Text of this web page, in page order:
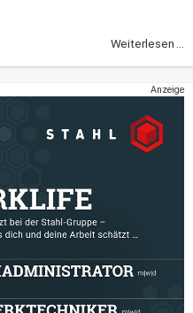
Weiterlesen ...
Anzeige